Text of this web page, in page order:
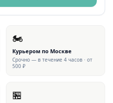
🏍
Курьером по Москве
Срочно — в течение 4 часов · от
500 ₽
🏪